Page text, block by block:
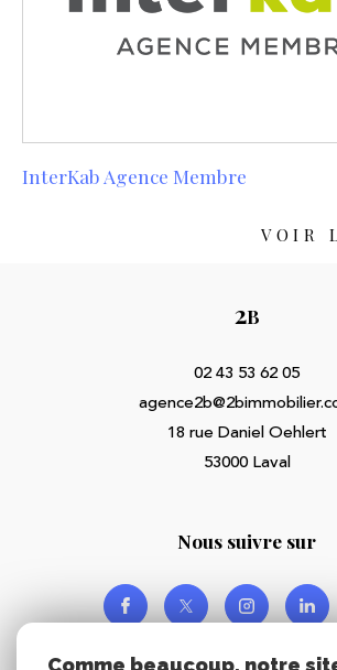
InterKab Agence Membre
VOIR
2B
02 43 53 62 05
18 rue Daniel Oehlert
53000 Laval
nous suivre sur
Comme beaucoup, notre